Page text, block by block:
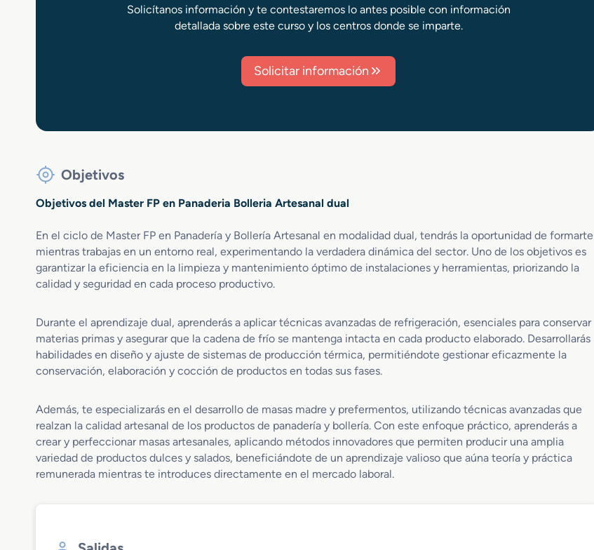
Solicítanos información y te contestaremos lo antes posible con información
detallada sobre este curso y los centros donde se imparte.
Solicitar información
Objetivos
Objetivos del Master FP en Panaderia Bolleria Artesanal dual
En el ciclo de Master FP en Panadería y Bollería Artesanal en modalidad dual, tendrás la oportunidad de formarte
mientras trabajas en un entorno real, experimentando la verdadera dinámica del sector. Uno de los objetivos es
garantizar la eficiencia en la limpieza y mantenimiento óptimo de instalaciones y herramientas, priorizando la
calidad y seguridad en cada proceso productivo.
Durante el aprendizaje dual, aprenderás a aplicar técnicas avanzadas de refrigeración, esenciales para conservar
materias primas y asegurar que la cadena de frío se mantenga intacta en cada producto elaborado. Desarrollarás
habilidades en diseño y ajuste de sistemas de producción térmica, permitiéndote gestionar eficazmente la
conservación, elaboración y cocción de productos en todas sus fases.
Además, te especializarás en el desarrollo de masas madre y prefermentos, utilizando técnicas avanzadas que
realzan la calidad artesanal de los productos de panadería y bollería. Con este enfoque práctico, aprenderás a
crear y perfeccionar masas artesanales, aplicando métodos innovadores que permiten producir una amplia
variedad de productos dulces y salados, beneficiándote de un aprendizaje valioso que aúna teoría y práctica
remunerada mientras te introduces directamente en el mercado laboral.